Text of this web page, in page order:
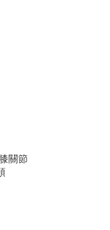
關節